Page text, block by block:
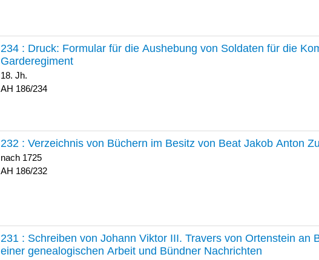
234 : Druck: Formular für die Aushebung von Soldaten für die
Garderegiment
18. Jh.
186/234
232 : Verzeichnis von Büchern im Besitz von Beat Jakob Anton
nach 1725
186/232
231 : Schreiben von Johann Viktor III. Travers von Ortenstein an
einer genealogischen Arbeit und Bündner Nachrichten